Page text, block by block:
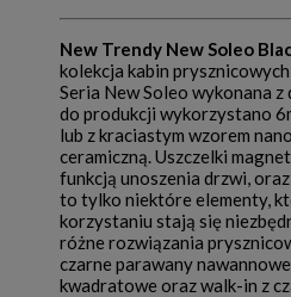
New Trendy New Soleo
kolekcja kabin
Seria New Soleo wykonana z
do produkcji wykorzystano
lub z kraciastym wzorem
ceramiczną. Uszczelki
funkcją unoszenia drzwi,
to tylko niektóre elementy,
korzystaniu stają się
różne rozwiązania
czarne parawany
kwadratowe oraz walk-in z